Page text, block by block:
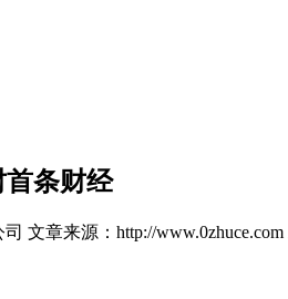
条财经
文章来源：http://www.0zhuce.com